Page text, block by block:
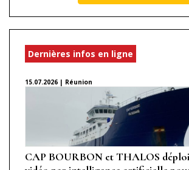
Dernières infos en ligne
15.07.2026 | Réunion
CAP BOURBON et THALOS